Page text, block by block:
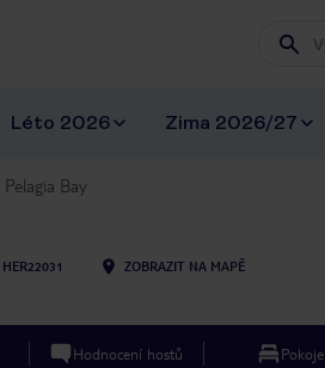
Léto 2026 Zima 2026/27
Pelagia Bay
HER22031 ZOBRAZIT NA MAPĚ
Hodnocení hostů Pokoje